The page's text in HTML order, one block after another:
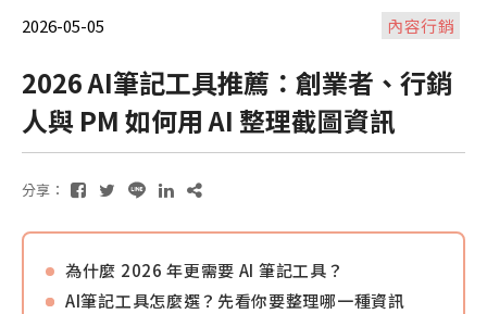
2026-05-05 內容行銷
2026 AI筆記工具推薦：創業者、行銷
人與 PM 如何用 AI 整理截圖資訊
分享：
為什麼 2026 年更需要 AI 筆記工具？
AI筆記工具怎麼選？先看你要整理哪一種資訊